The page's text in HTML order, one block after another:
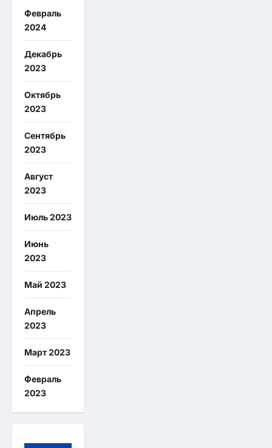
Февраль
2024
Декабрь
2023
Октябрь
2023
Сентябрь
2023
Август
2023
Июль 2023
Июнь
2023
Май 2023
Апрель
2023
Март 2023
Февраль
2023